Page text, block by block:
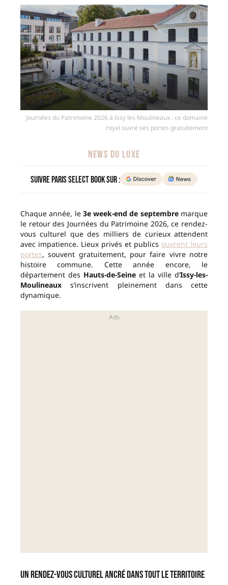
Journées du Patrimoine 2026 à Issy les Moulineaux : ce domaine
royal ouvre ses portes gratuitement
NEWS DU LUXE
Suivre Paris Select Book sur :
Chaque année, le 3e week-end de septembremarque
le retour des Journées du Patrimoine 2026, ce rendez-
vous culturel que des milliers de curieux attendent
avec impatience. Lieux privés et publics ouvrent leurs
portes, souvent gratuitement, pour faire vivre notre
histoire commune. Cette année encore, le
département des Hauts-de-Seine et la ville d’Issy-les-
Moulineaux s’inscrivent pleinement dans cette
dynamique.
Un rendez-vous culturel ancré dans tout le territoire